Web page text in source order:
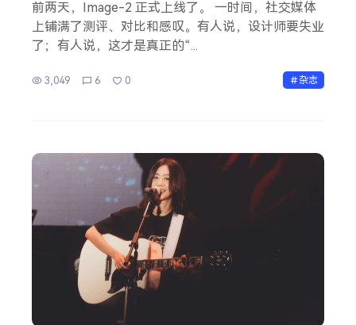
前两天，Image-2 正式上线了。 一时间，社交媒体
上铺满了测评、对比和感叹。有人说，设计师要失业
了；有人说，这才是真正的“...
3,049 6 0 杂志